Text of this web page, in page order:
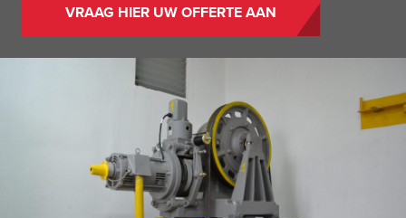
VRAAG HIER UW OFFERTE AAN